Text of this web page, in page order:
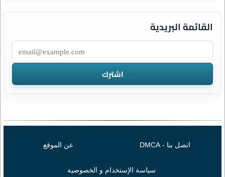
القائمة البريدية
اتصل بنا - DMCA عن الموقع
سياسة الإستخدام و الخصوصية